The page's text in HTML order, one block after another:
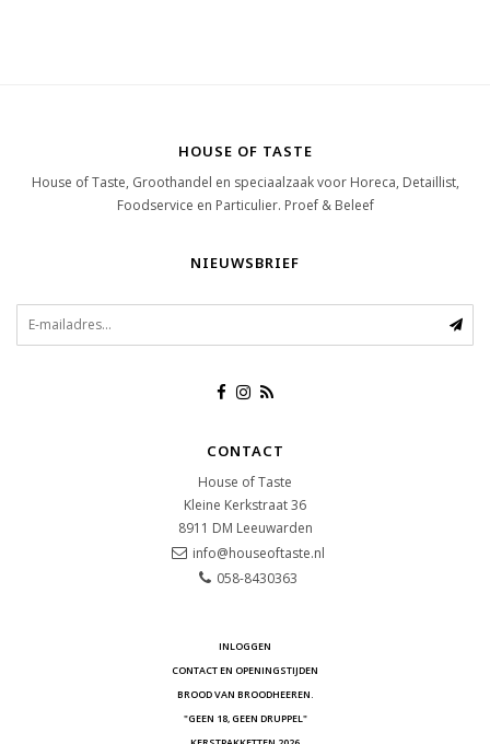
HOUSE OF TASTE
House of Taste, Groothandel en speciaalzaak voor Horeca, Detaillist,
Foodservice en Particulier. Proef & Beleef
NIEUWSBRIEF
CONTACT
House of Taste
Kleine Kerkstraat 36
8911 DM Leeuwarden
info@houseoftaste.nl
058-8430363
INLOGGEN
CONTACT EN OPENINGSTIJDEN
BROOD VAN BROODHEEREN.
"GEEN 18, GEEN DRUPPEL"